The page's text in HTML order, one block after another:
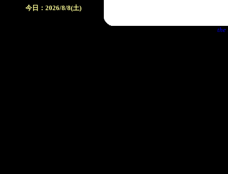
今日：2026/8/8(土)
the